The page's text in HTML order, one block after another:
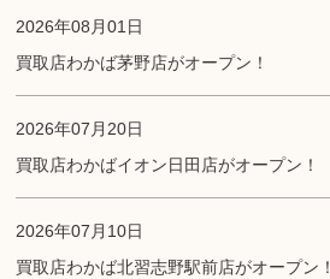
2026年08月01日
買取店わかば茅野店がオープン！
2026年07月20日
買取店わかばイオン日田店がオープン！
2026年07月10日
買取店わかば北習志野駅前店がオープン！